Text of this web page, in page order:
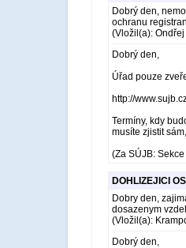
Dobrý den,
ochranu
(Vložil(a):
Dobrý den,
Úřad pouze
http://
Termíny, kdy
musíte zjistit
(Za SÚJB:
DOHLIZEJICI
Dobry den,
dosazenym
(Vložil(a):
Dobrý den,